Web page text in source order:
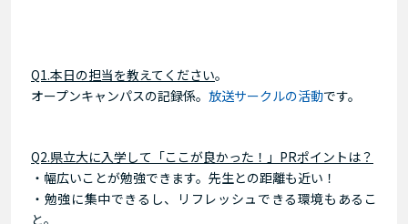
Q1.本日の担当を教えてください。
オープンキャンパスの記録係。 放送サークルの活動です。
Q2.県立大に入学して「ここが良かった！」PRポイントは？
・幅広いことが勉強できます。先生との距離も近い！
・勉強に集中できるし、リフレッシュできる環境もあるこ
と。